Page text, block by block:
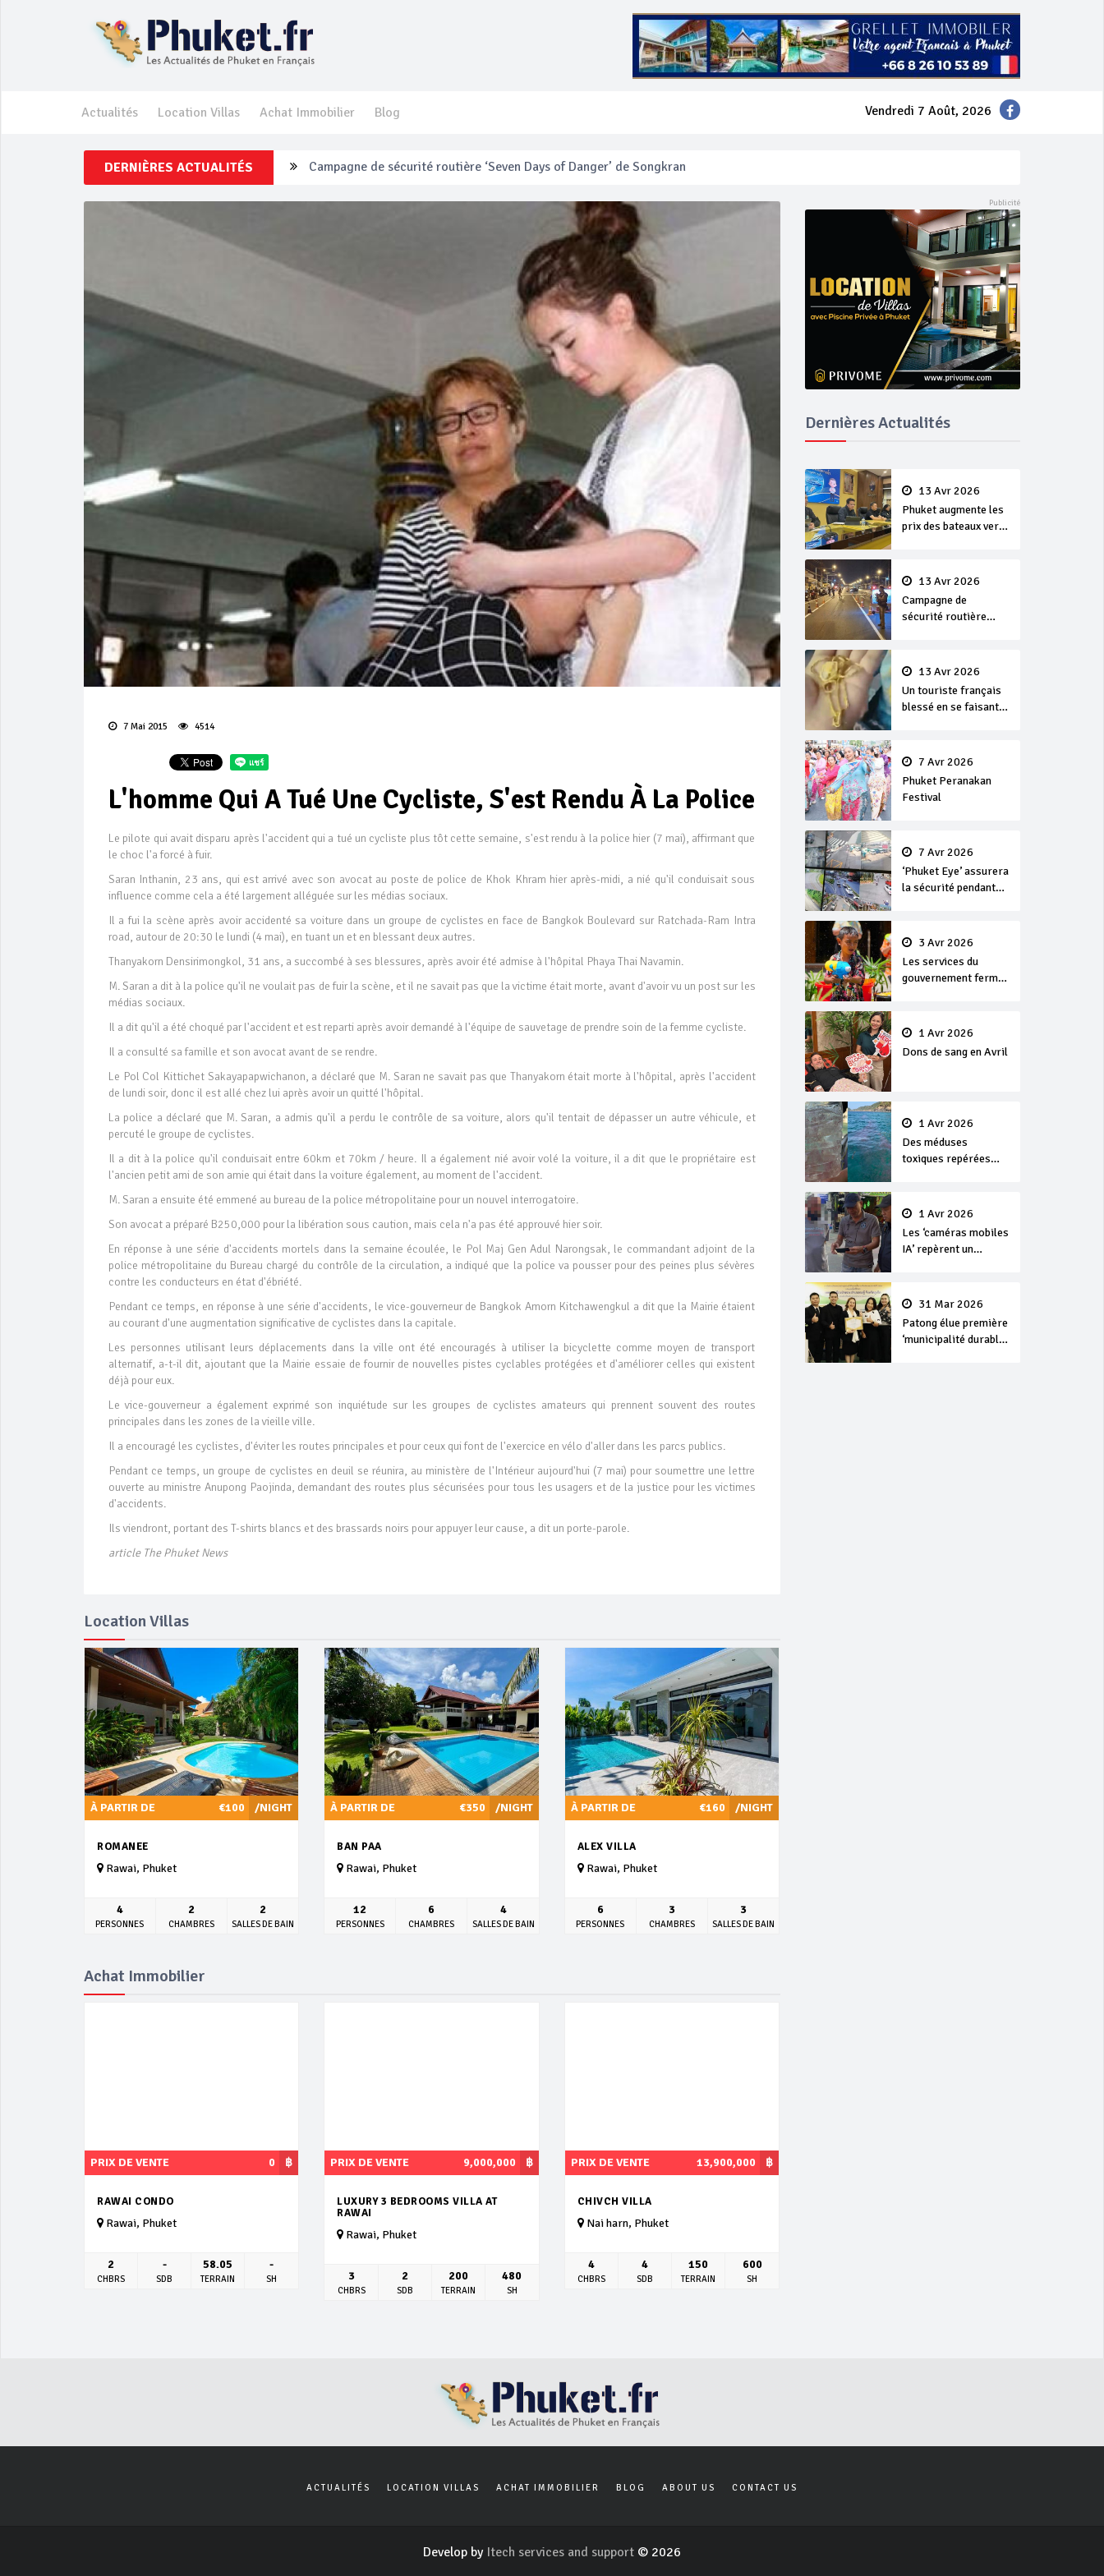
Actualités Location Villas Achat Immobilier Blog Vendredi 7 Août, 2026
DERNIÈRES ACTUALITÉS Un touriste français blessé en se faisant arracher son collier en or
Phuket Peranakan Festival
‘Phuket Eye’ assurera la sécurité pendant Songkran
Phuket augmente les prix des bateaux vers Koh Phi Phi et des excursions en mer
Campagne de sécurité routière ‘Seven Days of Danger’ de Songkran
7 Mai 2015 4514
L'homme Qui A Tué Une Cycliste, S'est Rendu À La Police
Le pilote qui avait disparu après l'accident qui a tué un cycliste plus tôt cette semaine, s'est rendu à la police hier (7 mai), affirmant que
le choc l'a forcé à fuir.
Saran Inthanin, 23 ans, qui est arrivé avec son avocat au poste de police de Khok Khram hier après-midi, a nié qu'il conduisait sous
influence comme cela a été largement alléguée sur les médias sociaux.
Il a fui la scène après avoir accidenté sa voiture dans un groupe de cyclistes en face de Bangkok Boulevard sur Ratchada-Ram Intra
road, autour de 20:30 le lundi (4 mai), en tuant un et en blessant deux autres.
Thanyakorn Densirimongkol, 31 ans, a succombé à ses blessures, après avoir été admise à l'hôpital Phaya Thai Navamin.
M. Saran a dit à la police qu'il ne voulait pas de fuir la scène, et il ne savait pas que la victime était morte, avant d'avoir vu un post sur les
médias sociaux.
Il a dit qu'il a été choqué par l'accident et est reparti après avoir demandé à l'équipe de sauvetage de prendre soin de la femme cycliste.
Il a consulté sa famille et son avocat avant de se rendre.
Le Pol Col Kittichet Sakayapapwichanon, a déclaré que M. Saran ne savait pas que Thanyakorn était morte à l'hôpital, après l'accident
de lundi soir, donc il est allé chez lui après avoir un quitté l'hôpital.
La police a déclaré que M. Saran, a admis qu'il a perdu le contrôle de sa voiture, alors qu'il tentait de dépasser un autre véhicule, et
percuté le groupe de cyclistes.
Il a dit à la police qu'il conduisait entre 60km et 70km / heure. Il a également nié avoir volé la voiture, il a dit que le propriétaire est
l'ancien petit ami de son amie qui était dans la voiture également, au moment de l'accident.
M. Saran a ensuite été emmené au bureau de la police métropolitaine pour un nouvel interrogatoire.
Son avocat a préparé B250,000 pour la libération sous caution, mais cela n'a pas été approuvé hier soir.
En réponse à une série d'accidents mortels dans la semaine écoulée, le Pol Maj Gen Adul Narongsak, le commandant adjoint de la
police métropolitaine du Bureau chargé du contrôle de la circulation, a indiqué que la police va pousser pour des peines plus sévères
contre les conducteurs en état d'ébriété.
Pendant ce temps, en réponse à une série d'accidents, le vice-gouverneur de Bangkok Amorn Kitchawengkul a dit que la Mairie étaient
au courant d'une augmentation significative de cyclistes dans la capitale.
Les personnes utilisant leurs déplacements dans la ville ont été encouragés à utiliser la bicyclette comme moyen de transport
alternatif, a-t-il dit, ajoutant que la Mairie essaie de fournir de nouvelles pistes cyclables protégées et d'améliorer celles qui existent
déjà pour eux.
Le vice-gouverneur a également exprimé son inquiétude sur les groupes de cyclistes amateurs qui prennent souvent des routes
principales dans les zones de la vieille ville.
Il a encouragé les cyclistes, d'éviter les routes principales et pour ceux qui font de l'exercice en vélo d'aller dans les parcs publics.
Pendant ce temps, un groupe de cyclistes en deuil se réunira, au ministère de l'Intérieur aujourd'hui (7 mai) pour soumettre une lettre
ouverte au ministre Anupong Paojinda, demandant des routes plus sécurisées pour tous les usagers et de la justice pour les victimes
d'accidents.
Ils viendront, portant des T-shirts blancs et des brassards noirs pour appuyer leur cause, a dit un porte-parole.
article The Phuket News
Dernières Actualités
13 Avr 2026
Phuket augmente les
prix des bateaux vers
13 Avr 2026
Campagne de
sécurité routière
13 Avr 2026
Un touriste français
blessé en se faisant
7 Avr 2026
Phuket Peranakan
Festival
7 Avr 2026
‘Phuket Eye’ assurera
la sécurité pendant
3 Avr 2026
Les services du
gouvernement fermés
Songkran
1 Avr 2026
Dons de sang en Avril
1 Avr 2026
Des méduses
toxiques repérées
1 Avr 2026
Les ‘caméras mobiles
IA’ repèrent un
séjour31 Mar 2026
Patong élue première
‘municipalité durable’
Location Villas
/NIGHT
À PARTIR DE €100
ROMANEE
Rawai, Phuket
4
PERSONNES
2
CHAMBRES
2
SALLES DE BAIN
/NIGHT
À PARTIR DE €350
BAN PAA
Rawai, Phuket
12
PERSONNES
6
CHAMBRES
4
SALLES DE BAIN
/NIGHT
À PARTIR DE €160
ALEX VILLA
Rawai, Phuket
6
PERSONNES
3
CHAMBRES
3
SALLES DE BAIN
Achat Immobilier
฿
PRIX DE VENTE 0
RAWAI CONDO
Rawai, Phuket
2
CHBRS
-
SDB
58.05
TERRAIN
-
SH
฿
PRIX DE VENTE 9,000,000
LUXURY 3 BEDROOMS VILLA AT
RAWAI
Rawai, Phuket
3
CHBRS
2
SDB
200
TERRAIN
480
SH
฿
PRIX DE VENTE 13,900,000
CHIVCH VILLA
Nai harn, Phuket
4
CHBRS
4
SDB
150
TERRAIN
600
SH
ACTUALITÉS LOCATION VILLAS ACHAT IMMOBILIER BLOG ABOUT US CONTACT US
Develop by Itech services and support © 2026